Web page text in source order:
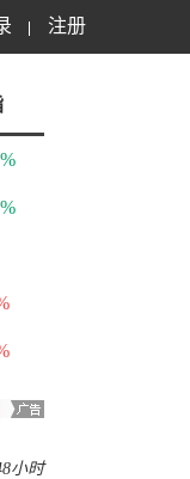
注册
小时